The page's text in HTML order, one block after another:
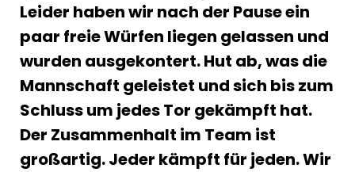
Leider haben wir nach der Pause ein
paar freie Würfen liegen gelassen und
wurden ausgekontert. Hut ab, was die
Mannschaft geleistet und sich bis zum
Schluss um jedes Tor gekämpft hat.
Der Zusammenhalt im Team ist
großartig. Jeder kämpft für jeden. Wir